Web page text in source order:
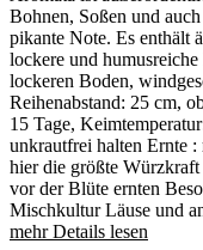
Bohnen, Soßen und
pikante Note. Es enthält
lockere und
lockeren Boden,
Reihenabstand: 25 cm,
15 Tage,
unkrautfrei halten Ernte :
hier die größte
vor der Blüte ernten
Mischkultur Läuse und
mehr Details lesen